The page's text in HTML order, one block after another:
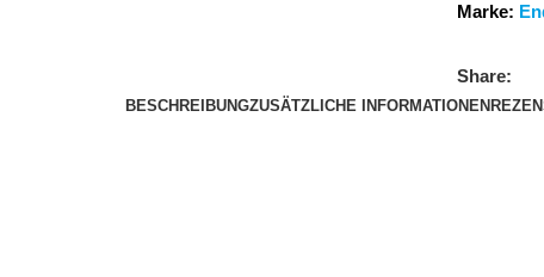
Marke:
Share:
BESCHREIBUNGZUSÄTZLICHE INFORMATIONEN